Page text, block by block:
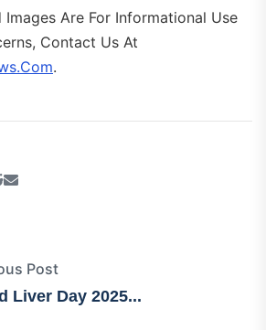
Images Are For Informational Use
Contact Us At
.
Post
Liver Day 2025...